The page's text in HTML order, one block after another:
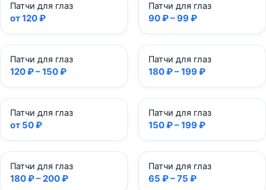
Патчи для глаз
от 120 ₽
Патчи для глаз
90 ₽ – 99 ₽
Патчи для глаз
120 ₽ – 150 ₽
Патчи для глаз
180 ₽ – 199 ₽
Патчи для глаз
от 50 ₽
Патчи для глаз
150 ₽ – 199 ₽
Патчи для глаз
180 ₽ – 200 ₽
Патчи для глаз
65 ₽ – 75 ₽